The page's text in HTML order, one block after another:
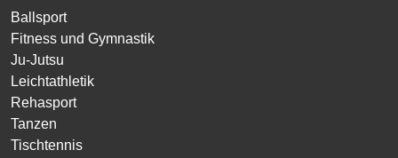
Ballsport
Fitness und Gymnastik
Ju-Jutsu
Leichtathletik
Rehasport
Tanzen
Tischtennis